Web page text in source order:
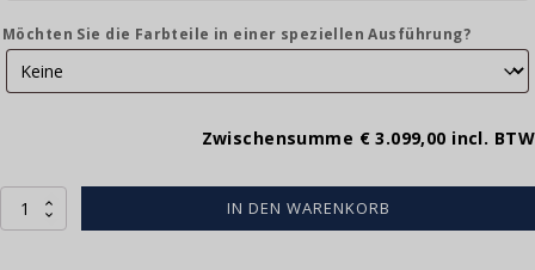
Möchten Sie die Farbteile in einer speziellen Ausführung?
Zwischensumme € 3.099,00 incl. BTW
LoungePool
840
IN DEN WARENKORB